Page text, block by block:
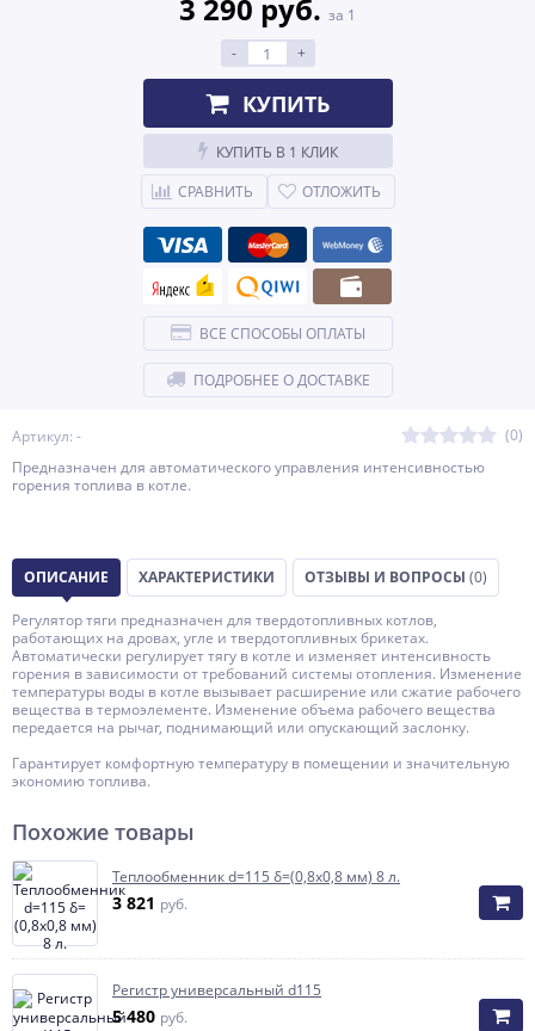
Артикул: -
(0)
Предназначен для автоматического управления интенсивностью
горения топлива в котле.
3 290 руб. за 1
-
+
КУПИТЬ
КУПИТЬ В 1 КЛИК
СРАВНИТЬ
ОТЛОЖИТЬ
ВСЕ СПОСОБЫ ОПЛАТЫ
ПОДРОБНЕЕ О ДОСТАВКЕ
ОПИСАНИЕ ХАРАКТЕРИСТИКИ ОТЗЫВЫ И ВОПРОСЫ (0)
Регулятор тяги предназначен для твердотопливных котлов,
работающих на дровах, угле и твердотопливных брикетах.
Автоматически регулирует тягу в котле и изменяет интенсивность
горения в зависимости от требований системы отопления. Изменение
температуры воды в котле вызывает расширение или сжатие рабочего
вещества в термоэлементе. Изменение объема рабочего вещества
передается на рычаг, поднимающий или опускающий заслонку.
Гарантирует комфортную температуру в помещении и значительную
экономию топлива.
Похожие товары
Теплообменник d=115 δ=(0,8x0,8 мм) 8 л.
3 821 руб.
Регистр универсальный d115
5 480 руб.